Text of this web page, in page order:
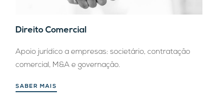
Direito Comercial
Apoio jurídico a empresas: societário, contratação
comercial, M&A e governação.
SABER MAIS